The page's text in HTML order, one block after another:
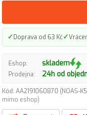
✓Doprava od 63 Kč✓
Eshop: skladem
Prodejna: 24h od
Kód: AA2191060870 (NOAS-
mimo eshop)